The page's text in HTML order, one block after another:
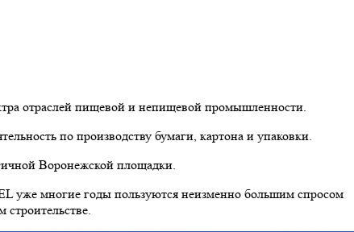
отраслей пищевой и непищевой промышленности.
по производству бумаги, картона и упаковки.
Воронежской площадки.
уже многие годы пользуются неизменно большим спросом